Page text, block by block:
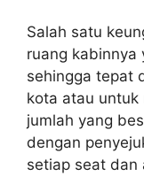
Salah satu
ruang kabinnya
sehingga tepat
kota atau untuk
jumlah yang
dengan
setiap seat dan